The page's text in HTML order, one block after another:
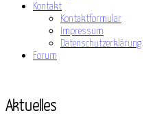
Kontakt
Kontaktformular
Impressum
Datenschutzerklärung
Forum
Aktuelles